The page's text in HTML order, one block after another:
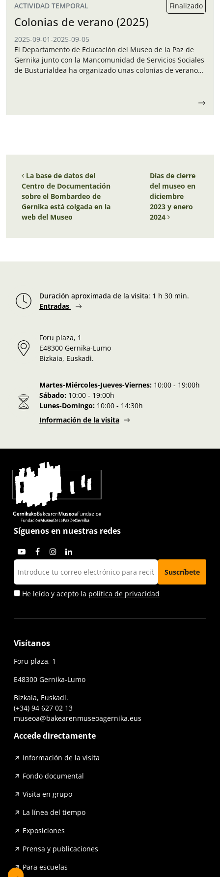
ACTIVIDAD TEMPORAL Finalizado
Colonias de verano (2025)
2025-09-01-2025-09-05
El Departamento de Educación del Museo de la Paz de
Gernika junto con la Mancomunidad de Servicios Sociales
de Busturialdea ha organizado unas colonias de verano
Navegación de entradas
La base de datos del
Centro de Documentación
sobre el Bombardeo de
Gernika está colgada en la
web del Museo
Días de cierre
del museo en
diciembre
2023 y enero
2024
Duración aproximada de la visita: 1 h 30 min.
Entradas
Foru plaza, 1
E48300 Gernika-Lumo
Bizkaia, Euskadi.
Martes-Miércoles-Jueves-Viernes: 10:00 - 19:00h
Sábado: 10:00 - 19:00h
Lunes-Domingo: 10:00 - 14:30h
Información de la visita
Síguenos en nuestras redes
He leído y acepto la política de privacidad
Visítanos
Foru plaza, 1
E48300 Gernika-Lumo
Bizkaia, Euskadi.
(+34) 94 627 02 13
museoa@bakearenmuseoagernika.eus
Accede directamente
Información de la visita
Fondo documental
Visita en grupo
La línea del tiempo
Exposiciones
Prensa y publicaciones
Para escuelas